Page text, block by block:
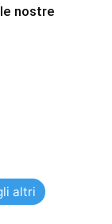
nostre
altri